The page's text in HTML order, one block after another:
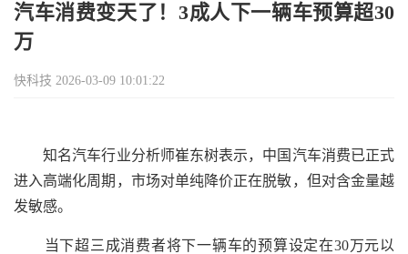
汽车消费变天了！3成人下一辆车预算超30
万
快科技 2026-03-09 10:01:22
知名汽车行业分析师崔东树表示，中国汽车消费已正式
进入高端化周期，市场对单纯降价正在脱敏，但对含金量越
发敏感。
当下超三成消费者将下一辆车的预算设定在30万元以